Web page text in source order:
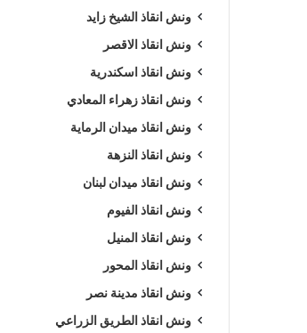
ونش انقاذ الشيخ زايد
ونش انقاذ الاقصر
ونش انقاذ اسكندرية
ونش انقاذ زهراء المعادي
ونش انقاذ ميدان الرماية
ونش انقاذ النزهة
ونش انقاذ ميدان لبنان
ونش انقاذ الفيوم
ونش انقاذ المنيل
ونش انقاذ المحور
ونش انقاذ مدينة نصر
ونش انقاذ الطريق الزراعي